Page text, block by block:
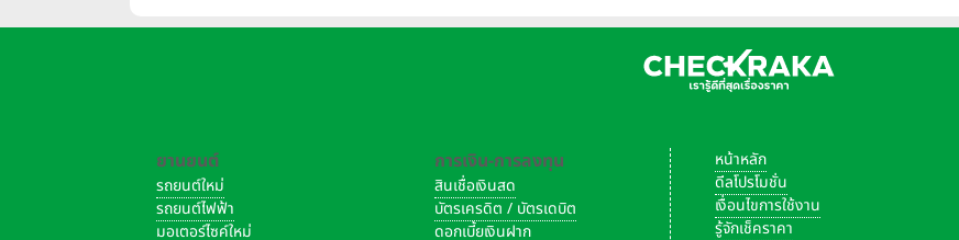
ยานยนต์
รถยนต์ใหม่
รถยนต์ไฟฟ้า
มอเตอร์ไซค์ใหม่
การเงิน-การลงทุน
สินเชื่อเงินสด
บัตรเครดิต / บัตรเดบิต
ดอกเบี้ยเงินฝาก
หน้าหลัก
ดีลโปรโมชั่น
เงื่อนไขการใช้งาน
รู้จักเช็คราคา